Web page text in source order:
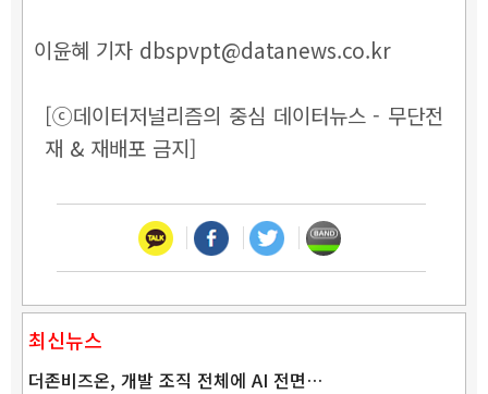
이윤혜 기자 dbspvpt@datanews.co.kr
[ⓒ데이터저널리즘의 중심 데이터뉴스 - 무단전
재 & 재배포 금지]
최신뉴스
더존비즈온, 개발 조직 전체에 AI 전면…